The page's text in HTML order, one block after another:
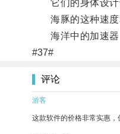
它们的身体设计
海豚的这种速度
海洋中的加速器，
#37#
评论
游客
这款软件的价格非常实惠，